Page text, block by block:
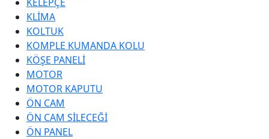
KLİMA
KOLTUK
KOMPLE KUMANDA KOLU
KÖŞE PANELİ
MOTOR
MOTOR KAPUTU
ÖN CAM
ÖN CAM SİLECEĞİ
ÖN PANEL